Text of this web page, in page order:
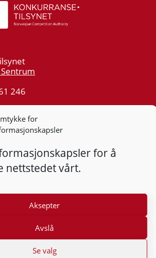
for
for å
nettstedet vårt.
Aksepter
Avslå
Se valg
246
75 00
Tilgjengelighetserklæring